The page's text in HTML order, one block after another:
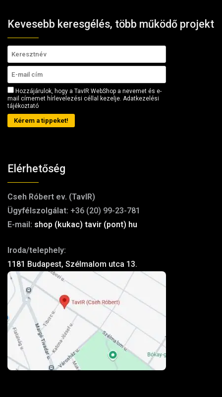
Kevesebb keresgélés, több működő projekt
Hozzájárulok, hogy a TavIR WebShop a nevemet és e-
mail címemet hírlevelezési céllal kezelje. Adatkezelési
tájékoztató
Kérem a tippeket!
Elérhetőség
Cseh Róbert ev. (TavIR)
Ügyfélszolgálat: +36 (20) 99-23-781
E-mail: shop (kukac) tavir (pont) hu
Iroda/telephely:
1181 Budapest, Szélmalom utca 13.